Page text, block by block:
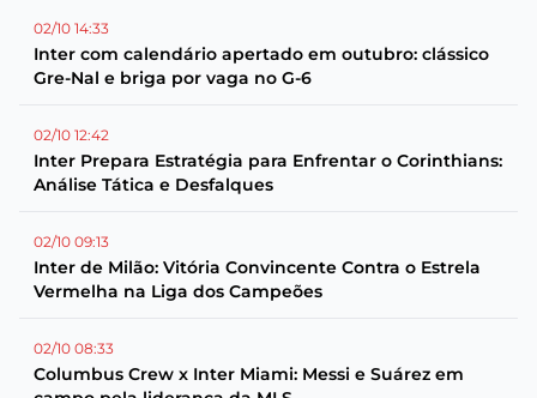
02/10 14:33
Inter com calendário apertado em outubro: clássico
Gre-Nal e briga por vaga no G-6
02/10 12:42
Inter Prepara Estratégia para Enfrentar o Corinthians:
Análise Tática e Desfalques
02/10 09:13
Inter de Milão: Vitória Convincente Contra o Estrela
Vermelha na Liga dos Campeões
02/10 08:33
Columbus Crew x Inter Miami: Messi e Suárez em